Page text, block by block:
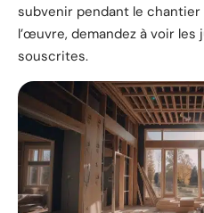
subvenir pendant le chantier
l’œuvre, demandez à voir
souscrites.